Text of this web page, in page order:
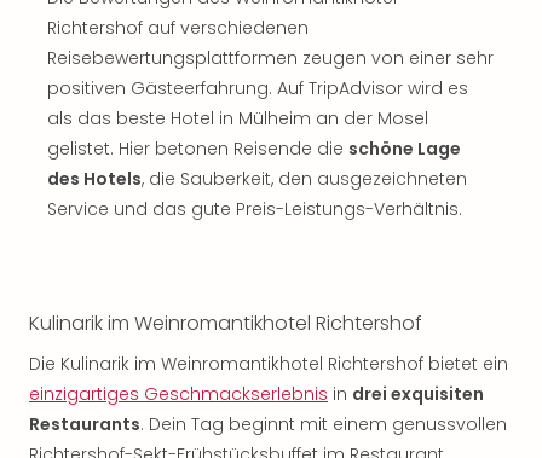
Richtershof auf verschiedenen
Reisebewertungsplattformen zeugen von einer sehr
positiven Gästeerfahrung. Auf TripAdvisor wird es
als das beste Hotel in Mülheim an der Mosel
gelistet. Hier betonen Reisende die schöne Lage
des Hotels, die Sauberkeit, den ausgezeichneten
Service und das gute Preis-Leistungs-Verhältnis.
Kulinarik im Weinromantikhotel Richtershof
Die Kulinarik im Weinromantikhotel Richtershof bietet ein
einzigartiges Geschmackserlebnis in drei exquisiten
Restaurants. Dein Tag beginnt mit einem genussvollen